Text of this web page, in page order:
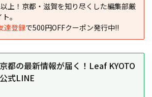
上！京都・滋賀を知り尽くした編集部厳
。
達登録で500円OFFクーポン発行中!!
京都の最新情報が届く！Leaf KYOTO
公式LINE